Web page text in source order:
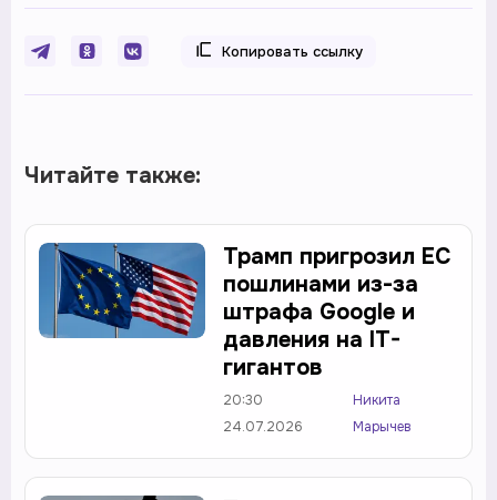
Копировать ссылку
Читайте также:
Трамп пригрозил ЕС
пошлинами из-за
штрафа Google и
давления на IT-
гигантов
20:30
24.07.2026
Никита
Марычев